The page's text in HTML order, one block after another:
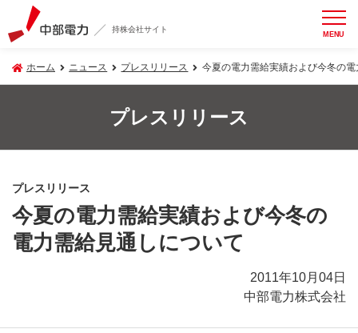
持株会社サイト MENU
ホーム ニュース プレスリリース 今夏の電力需給実績および今冬の
プレスリリース
プレスリリース
今夏の電力需給実績および今冬の
電力需給見通しについて
2011年10月04日
中部電力株式会社